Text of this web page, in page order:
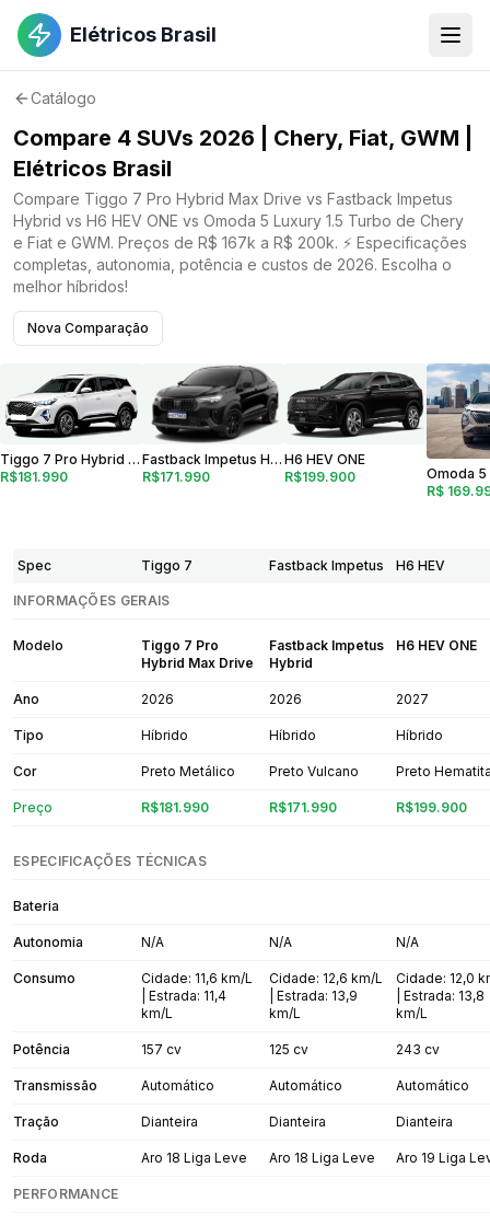
Elétricos Brasil
Catálogo
Compare 4 SUVs 2026 | Chery, Fiat, GWM |
Elétricos Brasil
Compare Tiggo 7 Pro Hybrid Max Drive vs Fastback Impetus
Hybrid vs H6 HEV ONE vs Omoda 5 Luxury 1.5 Turbo de Chery
e Fiat e GWM. Preços de R$ 167k a R$ 200k. ⚡ Especificações
completas, autonomia, potência e custos de 2026. Escolha o
melhor híbridos!
Nova Comparação
Tiggo 7 Pro Hybrid Max Drive
R$181.990
Fastback Impetus Hybrid
R$171.990
H6 HEV ONE
R$199.900
R$
Spec Tiggo 7 Fastback Impetus H6 HEV
INFORMAÇÕES GERAIS
Modelo
Tiggo 7 Pro
Hybrid Max Drive
Fastback Impetus
Hybrid
H6 HEV ONE
Ano 2026 2026 2027
Tipo Híbrido Híbrido Híbrido
Cor Preto Metálico Preto Vulcano Preto
Preço R$181.990 R$171.990 R$199.900
ESPECIFICAÇÕES TÉCNICAS
Bateria
Autonomia N/A N/A N/A
Consumo
Cidade: 11,6 km/L
| Estrada: 11,4
km/L
Cidade: 12,6 km/L
| Estrada: 13,9
km/L
Cidade: 12,0
| Estrada: 13,8
km/L
Potência 157 cv 125 cv 243 cv
Transmissão Automático Automático Automático
Tração Dianteira Dianteira Dianteira
Roda Aro 18 Liga Leve Aro 18 Liga Leve Aro 19 Liga
PERFORMANCE